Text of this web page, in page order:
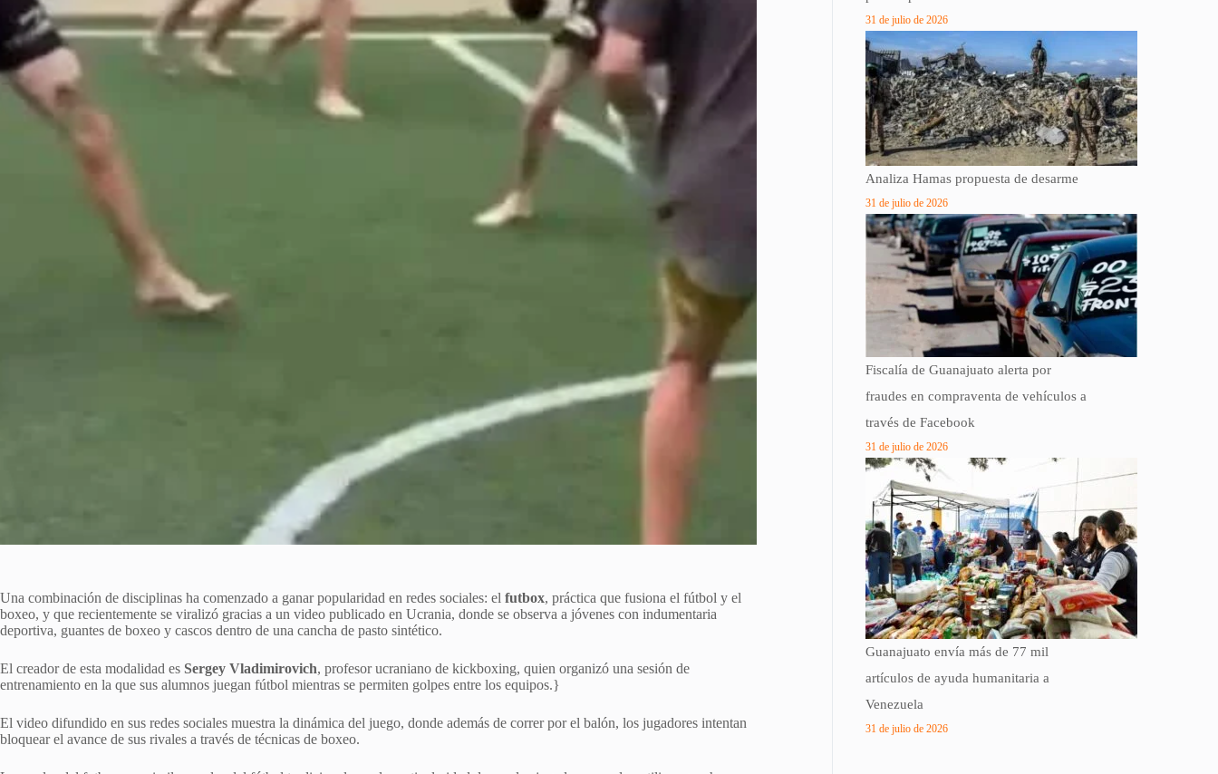
Una combinación de disciplinas ha comenzado a ganar popularidad en redes sociales: el futbox, práctica que fusiona el fútbol y el
boxeo, y que recientemente se viralizó gracias a un video publicado en Ucrania, donde se observa a jóvenes con indumentaria
deportiva, guantes de boxeo y cascos dentro de una cancha de pasto sintético.
El creador de esta modalidad es Sergey Vladimirovich, profesor ucraniano de kickboxing, quien organizó una sesión de
entrenamiento en la que sus alumnos juegan fútbol mientras se permiten golpes entre los equipos.}
El video difundido en sus redes sociales muestra la dinámica del juego, donde además de correr por el balón, los jugadores intentan
bloquear el avance de sus rivales a través de técnicas de boxeo.
31 de julio de 2026
Analiza Hamas propuesta de desarme
31 de julio de 2026
Fiscalía de Guanajuato alerta por
fraudes en compraventa de vehículos a
través de Facebook
31 de julio de 2026
Guanajuato envía más de 77 mil
artículos de ayuda humanitaria a
Venezuela
31 de julio de 2026